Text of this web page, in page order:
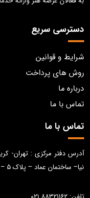
دسترسی سریع
شرایط و قوانین
روش های پرداخت
درباره ما
تماس با ما
تماس با ما
آدرس دفتر مرکزی : تهران-
نیا– ساختمان عماد – پلاک ۵ – واحد ۱